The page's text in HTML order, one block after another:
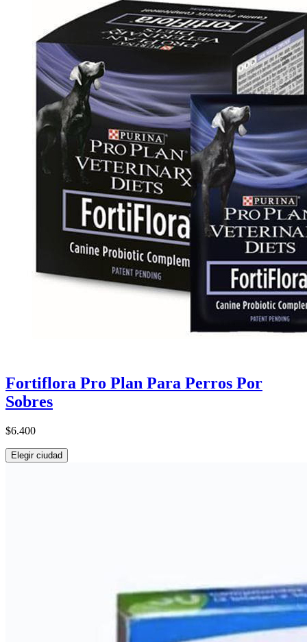
Fortiflora Pro Plan Para Perros Por
Sobres
$6.400
Elegir ciudad